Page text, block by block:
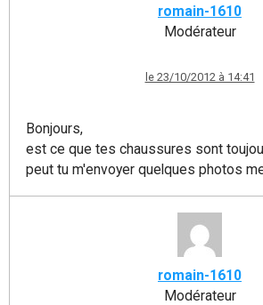
romain-1610
Modérateur
le 23/10/2012 à 14:41
Bonjours,
est ce que tes chaussures sont
peut tu m'envoyer quelques photos
romain-1610
Modérateur